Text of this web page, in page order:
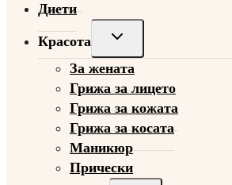
Диети
Красота
Toggle
child
menu
За жената
Грижа за лицето
Грижа за кожата
Грижа за косата
Маникюр
Прически